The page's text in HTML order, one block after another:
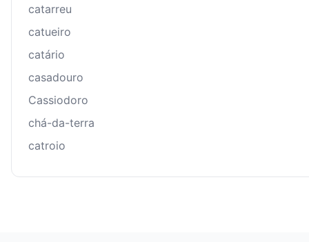
catarreu
catueiro
catário
casadouro
Cassiodoro
chá-da-terra
catroio